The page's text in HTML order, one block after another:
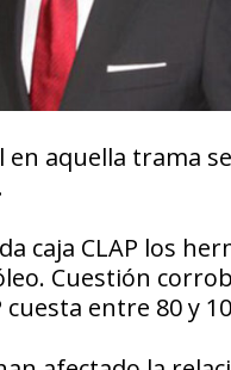
aquella trama
caja CLAP los
Cuestión
entre 80 y